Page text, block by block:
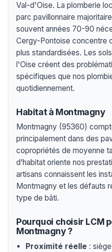
Val-d'Oise. La plomberie
parc pavillonnaire
souvent années 70-90
Cergy-Pontoise concentre
plus standardisées. Les
l'Oise créent des
spécifiques que nos
quotidiennement.
Habitat à Montmagny
Montmagny (95360)
principalement dans des
copropriétés de moyenne
d’habitat oriente nos
artisans connaissent les
Montmagny et les défauts
type de bâti.
Pourquoi choisir LCM
Montmagny ?
Proximité réelle :